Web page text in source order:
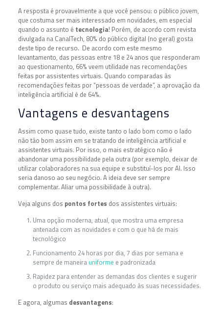
A resposta é provavelmente a que você pensou: o público jovem,
que costuma ser mais interessado em novidades, em especial
quando o assunto é tecnologia! Porém, de acordo com revista
divulgada na CanalTech, 80% do público digital (no geral) gosta
deste tipo de recurso. De acordo com este mesmo
levantamento, das pessoas entre 18 e 24 anos que responderam
ao questionamento, 66% veem utilidade nas recomendações
feitas por assistentes virtuais. Quando comparadas às
recomendações feitas por “pessoas de verdade”, a aprovação da
inteligência artificial é de 64%.
Vantagens e desvantagens
Assim como quase tudo, existe tanto o lado bom como o lado
não tão bom assim em se tratando de inteligência artificial e
assistentes virtuais. Por isso, o mais estratégico não é
abandonar uma possibilidade pela outra (por exemplo, deixar de
utilizar colaboradores na sua equipe e substituí-los por AI. Isso
seria danoso ao seu negócio. A ideia deve ser sempre
complementar. Aliar uma possibilidade à outra).
Veja alguns dos pontos fortes dos assistentes virtuais:
Uma opção moderna, atual, que mostra uma empresa
antenada com as novidades e com o que há de mais
tecnológico
Funcionamento 24 horas por dia, 7 dias por semana e
sempre de maneira uniforme e padronizada
Rapidez para entender as demandas dos clientes e sugerir
o produto ou serviço mais adequado às suas necessidades.
E agora, algumas desvantagens: